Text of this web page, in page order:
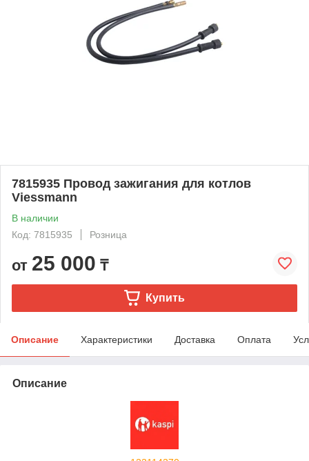
7815935 Провод зажигания для котлов
Viessmann
В наличии
Код: 7815935
Розница
от 25 000 ₸
Купить
Описание Характеристики Доставка Оплата
Описание